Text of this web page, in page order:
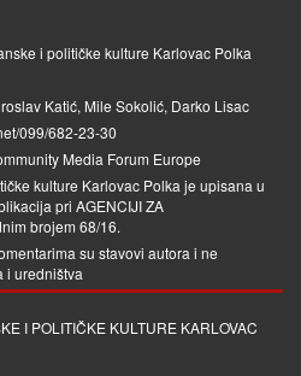
i političke kulture Karlovac Polka
Katić, Mile Sokolić, Darko Lisac
099/682-23-30
Media Forum Europe
kulture Karlovac Polka je upisana u
pri AGENCIJI ZA
brojem 68/16.
su stavovi autora i ne
i uredništva
I POLITIČKE KULTURE KARLOVAC